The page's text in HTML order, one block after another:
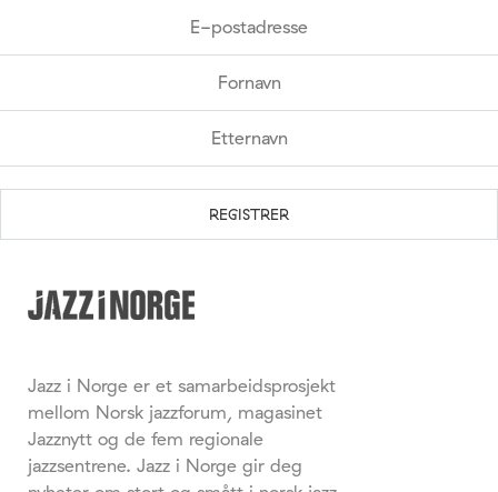
Jazz i Norge er et samarbeidsprosjekt
mellom Norsk jazzforum, magasinet
Jazznytt og de fem regionale
jazzsentrene. Jazz i Norge gir deg